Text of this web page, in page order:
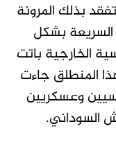
بذلك المرونة
السريعة بشكل
الخارجية باتت
المنطلق جاءت
وعسكريين
السوداني.